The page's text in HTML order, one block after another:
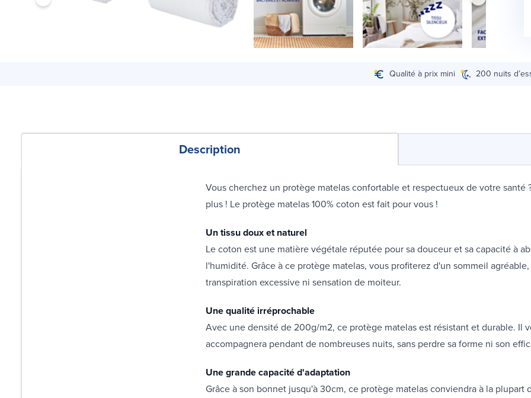
Qualité à prix mini 200 nuits
Description
Vous cherchez un protège matelas confortable et respectueux de votre santé
plus ! Le protège matelas 100% coton est fait pour vous !
Un tissu doux et naturel
Le coton est une matière végétale réputée pour sa douceur et sa capacité à
l'humidité. Grâce à ce protège matelas, vous profiterez d'un sommeil agréable,
transpiration excessive ni sensation de moiteur.
Une qualité irréprochable
Avec une densité de 200g/m2, ce protège matelas est résistant et durable. Il
accompagnera pendant de nombreuses nuits, sans perdre sa forme ni son
Une grande capacité d'adaptation
Grâce à son bonnet jusqu'à 30cm, ce protège matelas conviendra à la plupart